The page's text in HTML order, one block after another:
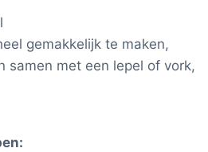
gemakkelijk te maken,
samen met een lepel of vork,